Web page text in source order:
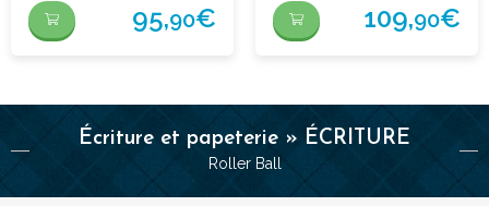
Écriture et papeterie » ÉCRITURE
Roller Ball
95,90€ 109,90€